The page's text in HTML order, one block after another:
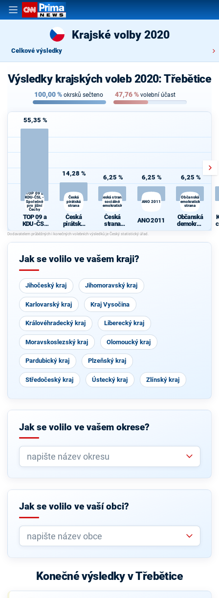
Krajské volby 2020
Celkové výsledky
Výsledky krajských voleb 2020: Třebětice
100,00% okrsků sečteno 47,76% volební účast
55,35 %
TOP 09 a
KDU-ČSL -
Společně
pro jižní
Čechy
TOP 09 a
KDU-ČSL
- Společně
pro jižní
Čechy
14,28 %
Česká
pirátská
strana
Česká
pirátská
strana
6,25 %
Česká strana
sociálně
demokratická
Česká
strana
sociálně
demokrati
cká
6,25 %
ANO 2011
ANO 2011
6,25 %
Občanská
demokratická
strana
Občanská
demokrati
cká strana
Jak se volilo ve vašem kraji?
Jihočeský kraj Jihomoravský kraj
Karlovarský kraj Kraj Vysočina
Královéhradecký kraj Liberecký kraj
Moravskoslezský kraj Olomoucký kraj
Pardubický kraj Plzeňský kraj
Středočeský kraj Ústecký kraj Zlínský kraj
Jak se volilo ve vašem okrese?
Jak se volilo ve vaší obci?
Konečné výsledky v Třebětice